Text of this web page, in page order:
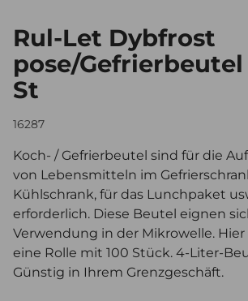
Rul-Let Dybfrost
pose/Gefrierbeutel
St
16287
Koch- / Gefrierbeutel sind für die
von Lebensmitteln im
Kühlschrank, für das Lunchpaket
erforderlich. Diese Beutel eignen
Verwendung in der Mikrowelle.
eine Rolle mit 100 Stück. 4-Liter-
Günstig in Ihrem Grenzgeschäft.